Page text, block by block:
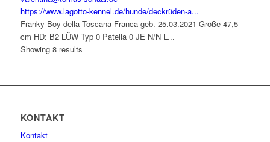
https://www.lagotto-kennel.de/hunde/deckrüden-a...
Franky Boy della Toscana Franca geb. 25.03.2021 Größe 47,5
cm HD: B2 LÜW Typ 0 Patella 0 JE N/N L...
Showing 8 results
KONTAKT
Kontakt